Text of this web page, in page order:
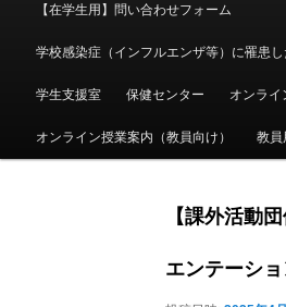
【在学生用】問い合わせフォーム
学校感染症（インフルエンザ等）に罹患
学生支援室 保健センター オンライ
オンライン授業案内（教員向け） 教員
【課外活動
エンテーシ